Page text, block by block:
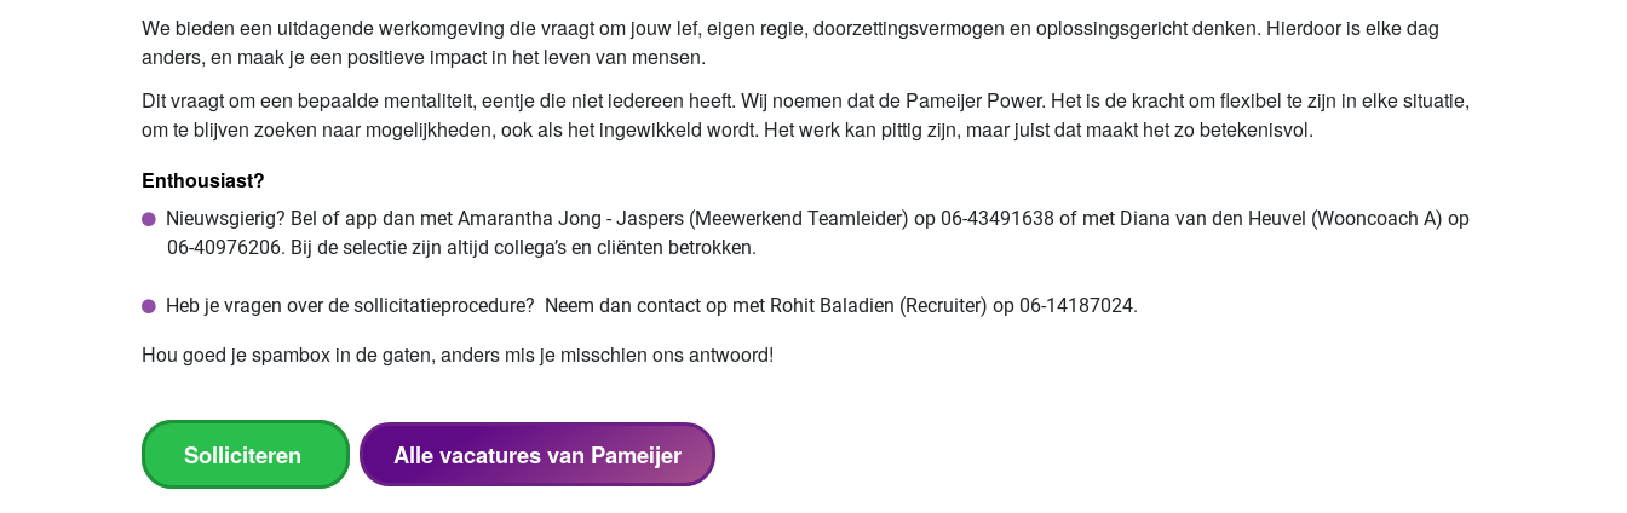
We bieden een uitdagende werkomgeving die vraagt om jouw lef, eigen regie, doorzettingsvermogen en oplossingsgericht denken. Hierdoor is elke dag
anders, en maak je een positieve impact in het leven van mensen.
Dit vraagt om een bepaalde mentaliteit, eentje die niet iedereen heeft. Wij noemen dat de Pameijer Power. Het is de kracht om flexibel te zijn in elke situatie,
om te blijven zoeken naar mogelijkheden, ook als het ingewikkeld wordt. Het werk kan pittig zijn, maar juist dat maakt het zo betekenisvol.
Enthousiast?
Nieuwsgierig? Bel of app dan met Amarantha Jong - Jaspers (Meewerkend Teamleider) op 06-43491638 of met Diana van den Heuvel (Wooncoach A) op
06-40976206. Bij de selectie zijn altijd collega’s en cliënten betrokken.
Heb je vragen over de sollicitatieprocedure? Neem dan contact op met Rohit Baladien (Recruiter) op 06-14187024.
Hou goed je spambox in de gaten, anders mis je misschien ons antwoord!
Solliciteren Alle vacatures van Pameijer